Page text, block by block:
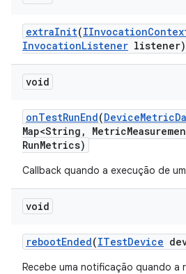
extraInit(IInvocation
InvocationListener listener)
void
onTestRunEnd(DeviceMetric
Map<String , Metric
RunMetrics)
Callback quando a execução de
void
rebootEnded(ITestDevice
Recebe uma notificação quando a